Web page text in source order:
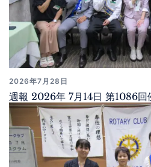
2026年7月28日
週報 2026年 7月14日 第1086回